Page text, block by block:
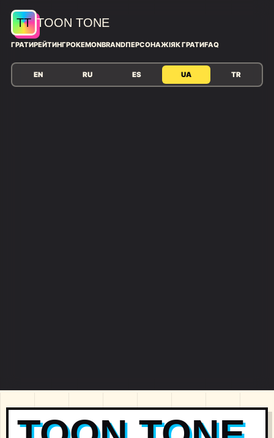
TT TOON TONE
ГРАТИРЕЙТИНГPOKEMONBRANDПЕРСОНАЖІЯК ГРАТИFAQ
EN RU ES UA TR